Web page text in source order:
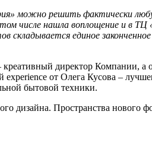
можно решить фактически
числе нашла воплощение и в ТЦ
складывается единое
директор Компании, а о
от Олега Кусова –
бытовой техники.
Пространства нового